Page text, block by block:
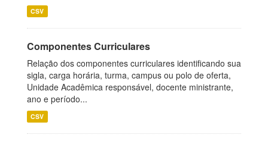
CSV
Componentes Curriculares
Relação dos componentes curriculares identificando sua
sigla, carga horária, turma, campus ou polo de oferta,
Unidade Acadêmica responsável, docente ministrante,
ano e período...
CSV